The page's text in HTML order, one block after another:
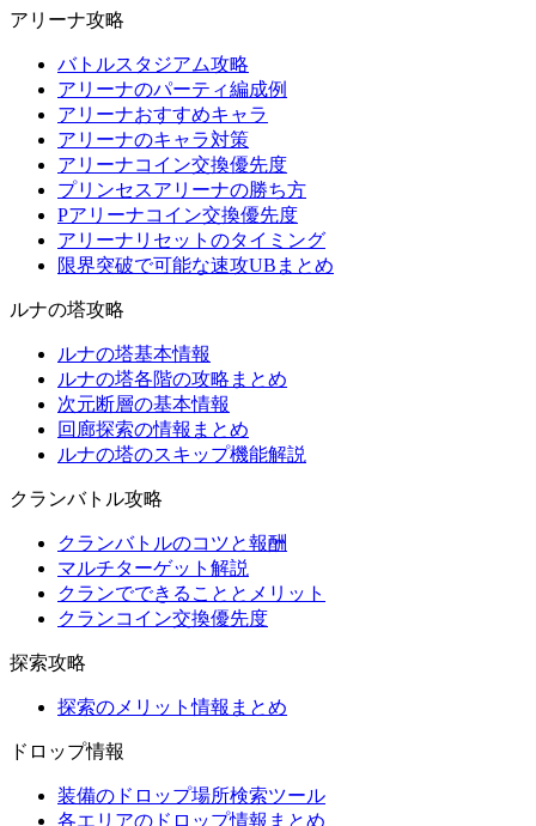
アリーナ攻略
バトルスタジアム攻略
アリーナのパーティ編成例
アリーナおすすめキャラ
アリーナのキャラ対策
アリーナコイン交換優先度
プリンセスアリーナの勝ち方
Pアリーナコイン交換優先度
アリーナリセットのタイミング
限界突破で可能な速攻UBまとめ
ルナの塔攻略
ルナの塔基本情報
ルナの塔各階の攻略まとめ
次元断層の基本情報
回廊探索の情報まとめ
ルナの塔のスキップ機能解説
クランバトル攻略
クランバトルのコツと報酬
マルチターゲット解説
クランでできることとメリット
クランコイン交換優先度
探索攻略
探索のメリット情報まとめ
ドロップ情報
装備のドロップ場所検索ツール
各エリアのドロップ情報まとめ